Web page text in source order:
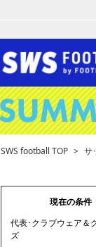
SWS football TOP > サ
現在の条件
代表･クラブウェア＆
ズ